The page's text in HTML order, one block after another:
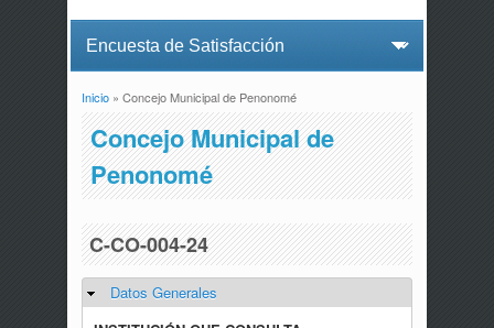
Usted está aquí
Inicio» Concejo Municipal de Penonomé
Concejo Municipal de
Penonomé
C-CO-004-24
Ocultar
Datos Generales